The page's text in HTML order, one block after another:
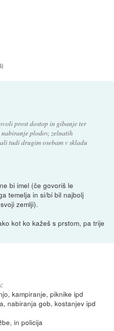
)
prost dostop in gibanje ter
plodov, zelnatih
tudi drugim osebam v skladu
bi imel (če govoriš le
temelja in si/bi bil najbolj
zemlji).
kot ko kažeš s prstom, pa trije
kampiranje, piknike ipd
nabiranja gob, kostanjev ipd
in policija